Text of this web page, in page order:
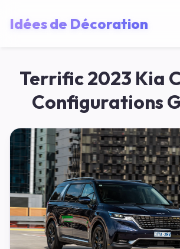
Idées de Décoration
Terrific 2023 Kia
Configurations